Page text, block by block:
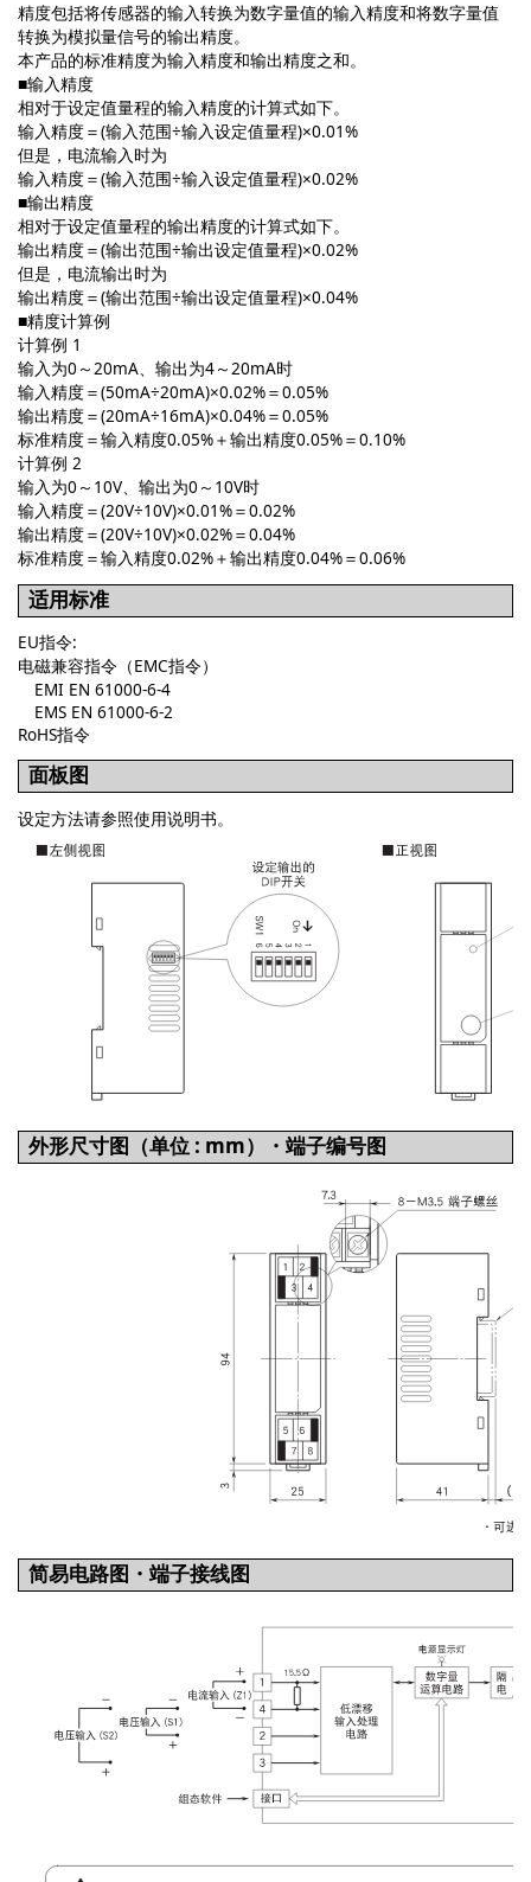
精度包括将传感器的输入转换为数字量值的输入精度和将数字量值
转换为模拟量信号的输出精度。
本产品的标准精度为输入精度和输出精度之和。
■输入精度
相对于设定值量程的输入精度的计算式如下。
输入精度＝(输入范围÷输入设定值量程)×0.01%
但是，电流输入时为
输入精度＝(输入范围÷输入设定值量程)×0.02%
■输出精度
相对于设定值量程的输出精度的计算式如下。
输出精度＝(输出范围÷输出设定值量程)×0.02%
但是，电流输出时为
输出精度＝(输出范围÷输出设定值量程)×0.04%
■精度计算例
计算例 1
输入为0～20mA、输出为4～20mA时
输入精度＝(50mA÷20mA)×0.02%＝0.05%
输出精度＝(20mA÷16mA)×0.04%＝0.05%
标准精度＝输入精度0.05%＋输出精度0.05%＝0.10%
计算例 2
输入为0～10V、输出为0～10V时
输入精度＝(20V÷10V)×0.01%＝0.02%
输出精度＝(20V÷10V)×0.02%＝0.04%
标准精度＝输入精度0.02%＋输出精度0.04%＝0.06%
适用标准
EU指令:
电磁兼容指令（EMC指令）
EMI EN 61000-6-4
EMS EN 61000-6-2
RoHS指令
面板图
设定方法请参照使用说明书。
外形尺寸图（单位 : mm）・端子编号图
简易电路图・端子接线图